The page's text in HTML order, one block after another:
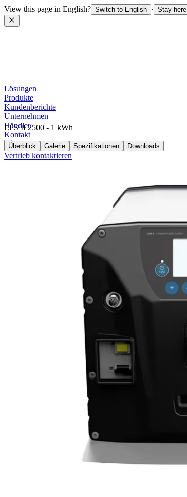
View this page in English? Switch to English · Stay here
Lösungen
Produkte
Kundenberichte
Unternehmen
Händler
Kontakt
LPS II 2500 - 1 kWh
Überblick Galerie Spezifikationen Downloads
Vertrieb kontaktieren